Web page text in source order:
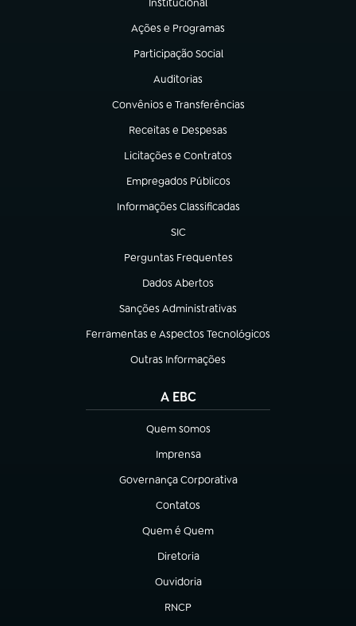
Institucional
(abre em nova aba)
Ações e Programas
(abre em nova aba)
Participação Social
(abre em nova aba)
Auditorias
(abre em nova aba)
Convênios e Transferências
(abre em nova aba)
Receitas e Despesas
(abre em nova aba)
Licitações e Contratos
(abre em nova aba)
Empregados Públicos
(abre em nova aba)
Informações Classificadas
(abre em nova aba)
SIC
(abre em nova aba)
Perguntas Frequentes
(abre em nova aba)
Dados Abertos
(abre em nova aba)
Sanções Administrativas
(abre em nova aba)
Ferramentas e Aspectos Tecnológicos
(abre em nova aba)
Outras Informações
(abre em nova aba)
A EBC
Quem somos
(abre em nova aba)
Imprensa
(abre em nova aba)
Governança Corporativa
(abre em nova aba)
Contatos
(abre em nova aba)
Quem é Quem
(abre em nova aba)
Diretoria
(abre em nova aba)
Ouvidoria
(abre em nova aba)
RNCP
(abre em nova aba)